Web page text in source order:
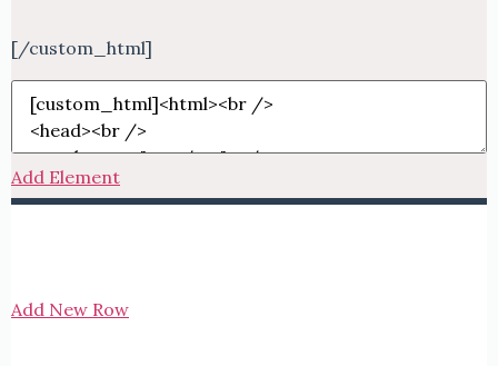
[/custom_html]
Add Element
Add New Row